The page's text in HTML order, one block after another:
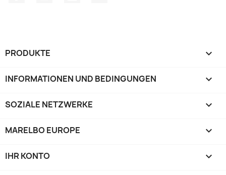
PRODUKTE 
INFORMATIONEN UND BEDINGUNGEN 
SOZIALE NETZWERKE 
MARELBO EUROPE 
IHR KONTO 